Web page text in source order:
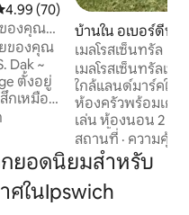
แนนเฉลี่ย 4.99 จาก 5, 70 รีวิว
4.99 (70)
ของคุณที่
Dak ~
ยู่
สึกเหมือน
รับ
ล็กๆมี
ว 2 ห้อง
ส์ 1 หลัง)
อโดยมี
บ้านใน อเบอร์ดีน
เมลโรสเซ็นทรัล
เมลโรสเซ็นทรัลเ
ใกล้แลนด์มาร์คในชุมชน
ห้องครัวพร้อมเครื่
เล่น ห้องนอน 2 ห้
ห้องน้ำเต็มรูปแบบ
โรงจอดรถที่ติดตั้งเ
ล่างมีพื้นที่สำหรับ
ห้องอาบน้ำและพื้นที่ส่วนรว
Central HS,
สถานที่ · ความคุ้ม
ยอดนิยมสำหรับ
ในIpswich